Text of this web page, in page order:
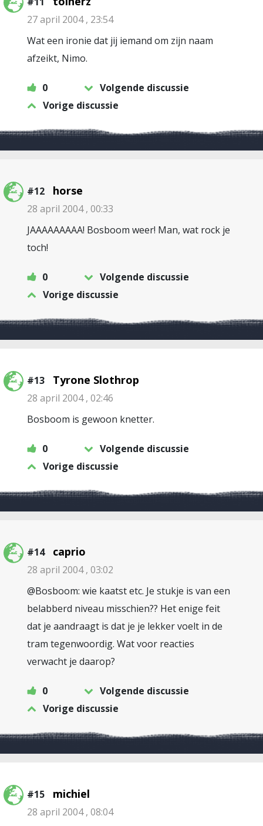
27 april 2004 , 23:54
Wat een ironie dat jij iemand om zijn naam
afzeikt, Nimo.
0
Volgende discussie
Vorige discussie
#12 horse
28 april 2004 , 00:33
JAAAAAAAAA! Bosboom weer! Man, wat rock je
toch!
0
Volgende discussie
Vorige discussie
#13 Tyrone Slothrop
28 april 2004 , 02:46
Bosboom is gewoon knetter.
0
Volgende discussie
Vorige discussie
#14 caprio
28 april 2004 , 03:02
@Bosboom: wie kaatst etc. Je stukje is van een
belabberd niveau misschien?? Het enige feit
dat je aandraagt is dat je je lekker voelt in de
tram tegenwoordig. Wat voor reacties
verwacht je daarop?
0
Volgende discussie
Vorige discussie
#15 michiel
28 april 2004 , 08:04